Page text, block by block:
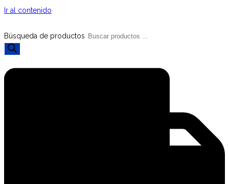
Ir al contenido
Búsqueda de productos